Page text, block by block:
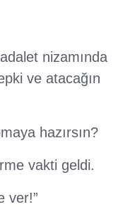
nizamında
ve atacağın
hazırsın?
vakti geldi.
ver!”